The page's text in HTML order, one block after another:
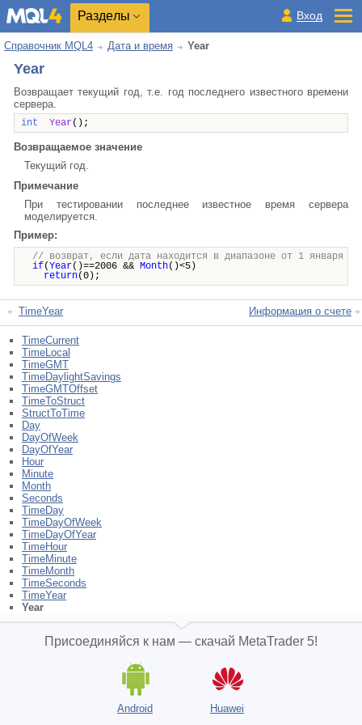
Разделы Вход
Справочник MQL4 Дата и время Year
Year
Возвращает текущий год, т.е. год последнего известного времени
сервера.
int Year();
Возвращаемое значение
Текущий год.
Примечание
При тестировании последнее известное время сервера
моделируется.
Пример:
// возврат, если дата находится в диапазоне от 1 января
if(Year()==2006 && Month()<5)
return(0);
TimeYear Информация о счете
TimeCurrent
TimeLocal
TimeGMT
TimeDaylightSavings
TimeGMTOffset
TimeToStruct
StructToTime
Day
DayOfWeek
DayOfYear
Hour
Minute
Month
Seconds
TimeDay
TimeDayOfWeek
TimeDayOfYear
TimeHour
TimeMinute
TimeMonth
TimeSeconds
TimeYear
Year
Присоединяйся к нам — скачай MetaTrader 5!
Android Huawei